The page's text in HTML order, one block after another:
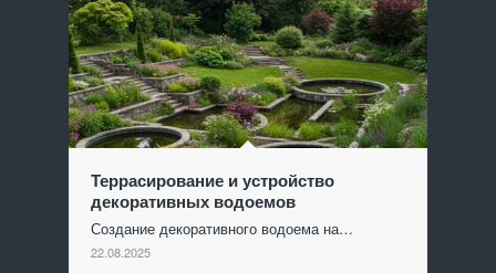
Террасирование и устройство
декоративных водоемов
Создание декоративного водоема на…
22.08.2025